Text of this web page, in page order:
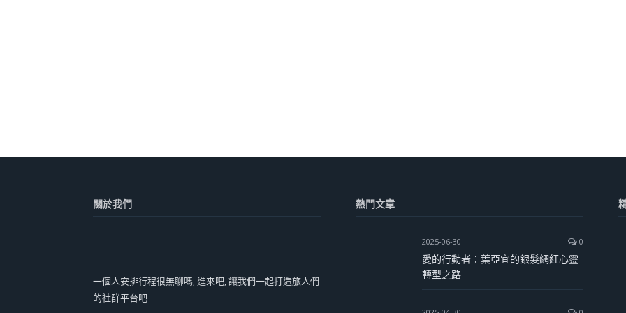
關於我們
一個人安排行程很無聊嗎, 進來吧, 讓我們一起打造旅人們
的社群平台吧
熱門文章
2025-06-30 0
愛的行動者：葉亞宜的銀髮網紅心靈
轉型之路